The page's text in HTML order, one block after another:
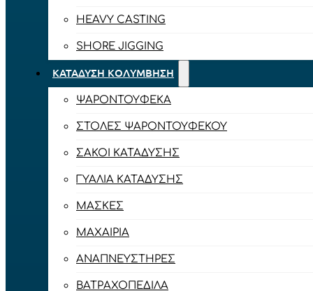
HEAVY CASTING
SHORE JIGGING
ΚΑΤΆΔΥΣΗ ΚΟΛΎΜΒΗΣΗ
ΨΑΡΟΝΤΟΎΦΕΚΑ
ΣΤΟΛΈΣ ΨΑΡΟΝΤΟΎΦΕΚΟΥ
ΣΆΚΟΙ ΚΑΤΆΔΥΣΗΣ
ΓΥΑΛΙΆ ΚΑΤΆΔΥΣΗΣ
ΜΆΣΚΕΣ
ΜΑΧΑΊΡΙΑ
ΑΝΑΠΝΕΥΣΤΉΡΕΣ
ΒΑΤΡΑΧΟΠΈΔΙΛΑ